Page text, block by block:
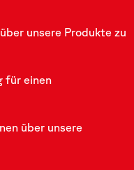
unsere Produkte zu
für einen
über unsere